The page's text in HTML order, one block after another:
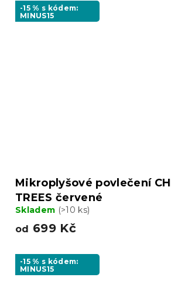
-15 % s kódem:
MINUS15
Mikroplyšové povlečení
TREES červené
Skladem (>10 ks)
od 699 Kč
-15 % s kódem:
MINUS15